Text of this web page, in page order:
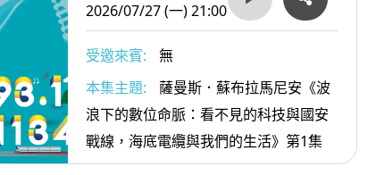
2026/07/27 (一) 21:00
受邀來賓:
無
本集主題:
薩曼斯．蘇布拉馬尼安《波
浪下的數位命脈：看不見的科技與國安
戰線，海底電纜與我們的生活》第1集